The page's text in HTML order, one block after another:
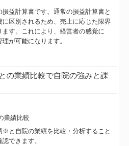
益計算書です。通常の損益計算書と
区別されるため、売上に応じた限界
す。これにより、経営者の感覚に
が可能になります。
の業績比較で自院の強みと課
※と自院の業績を比較・分析すること
できます。